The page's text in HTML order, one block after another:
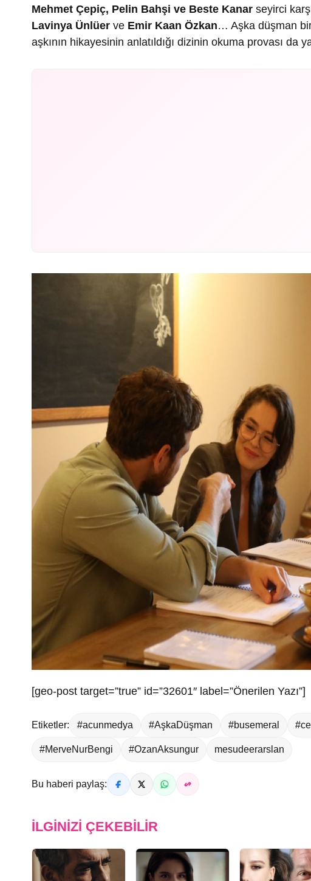
Mehmet Çepiç, Pelin Bahşi ve Beste Kanar seyirci
Lavinya Ünlüer ve Emir Kaan Özkan… Aşka düşman
aşkının hikayesinin anlatıldığı dizinin okuma provası da
[geo-post target=”true” id=”32601″ label=”Önerilen Yazı”]
Etiketler: #acunmedya #AşkaDüşman #busemeral
#MerveNurBengi #OzanAksungur mesudeerarslan
Bu haberi paylaş:
İLGINIZI ÇEKEBILIR